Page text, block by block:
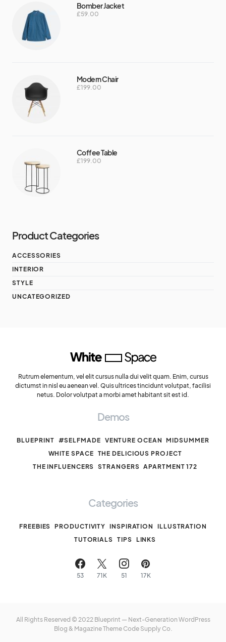
Bomber Jacket
£59.00
Modern Chair
£199.00
Coffee Table
£199.00
Product Categories
ACCESSORIES
INTERIOR
STYLE
UNCATEGORIZED
Rutrum elementum, vel elit cursus nulla dui velit quam. Enim, cursus
dictumst in nisl eu aenean vel. Quis ultrices tincidunt volutpat, facilisi
netus. Dolor volutpat a morbi amet habitant sit est id.
Demos
BLUEPRINT #SELFMADE VENTURE OCEAN
MIDSUMMER
WHITE SPACE THE DELICIOUS PROJECT
THE INFLUENCERS
STRANGERS APARTMENT 172
Categories
FREEBIES PRODUCTIVITY INSPIRATION
ILLUSTRATION
TUTORIALS TIPS LINKS
53 71K 51 17K
All Rights Reserved © 2022 Blueprint — Next-Generation WordPress
Blog & Magazine Theme Code Supply Co.